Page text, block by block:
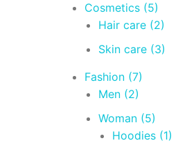
Cosmetics (5)
Hair care (2)
Skin care (3)
Fashion (7)
Men (2)
Woman (5)
Hoodies (1)